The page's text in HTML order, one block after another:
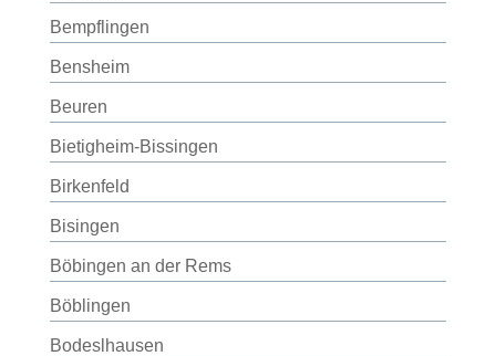
Bempflingen
Bensheim
Beuren
Bietigheim-Bissingen
Birkenfeld
Bisingen
Böbingen an der Rems
Böblingen
Bodeslhausen